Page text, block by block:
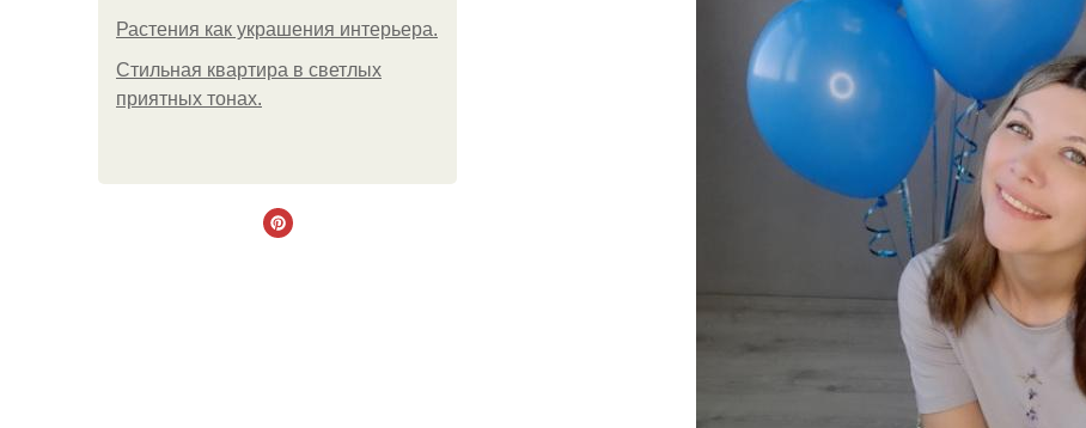
Растения как украшения интерьера.
Стильная квартира в светлых
приятных тонах.